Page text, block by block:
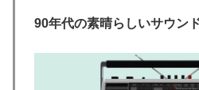
90年代の素晴らしいサウン